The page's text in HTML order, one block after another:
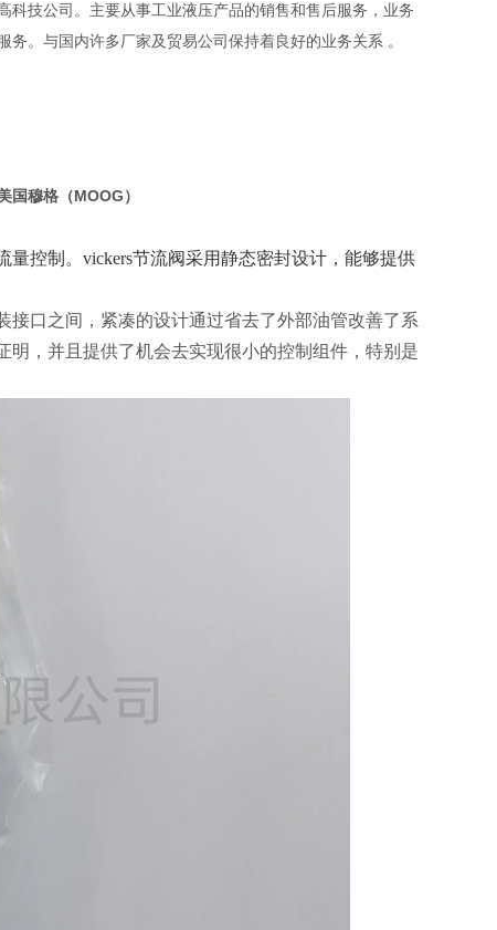
技公司。主要从事工业液压产品的销售和售后服务，业务
务。与国内许多厂家及贸易公司保持着良好的业务关系 。
穆格（MOOG）
控制。vickers节流阀采用静态密封设计，能够提供
口之间，紧凑的设计通过省去了外部油管改善了系
，并且提供了机会去实现很小的控制组件，特别是